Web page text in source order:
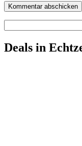
Deals in